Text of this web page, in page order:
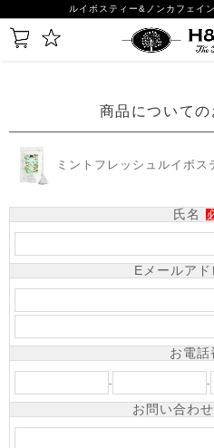
ルイボスティー&ノンカフェイ
商品について
ミントフレッシュルイボ
氏名
Eメールアド
お電話
- -
お問い合わ